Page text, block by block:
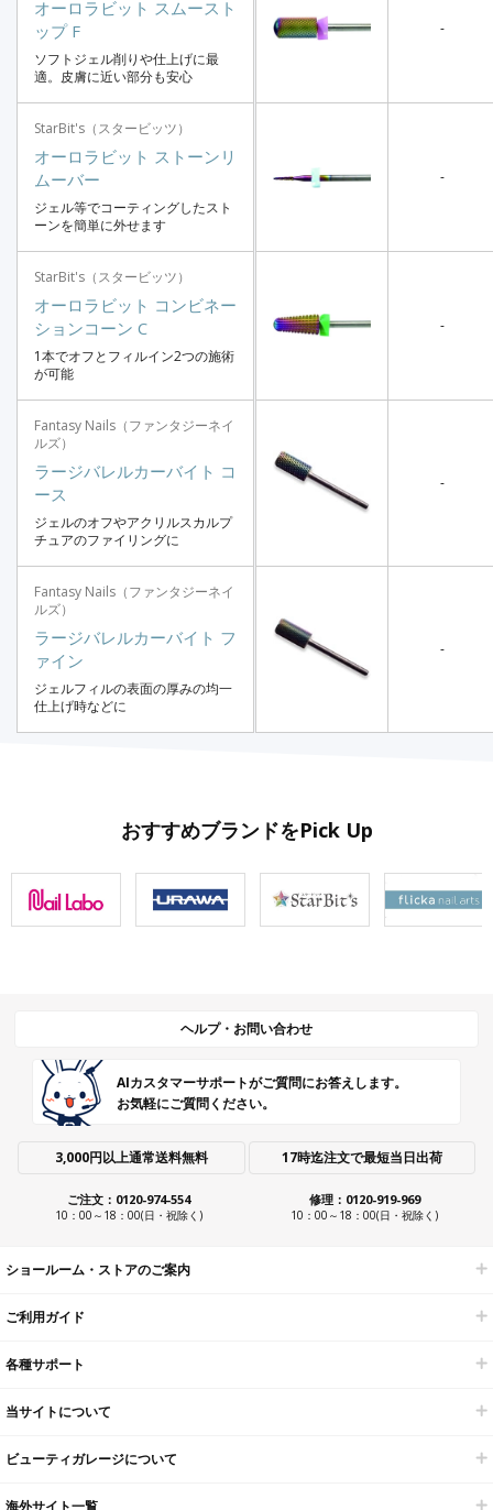
オーロラビット スムースト
ップ F
ソフトジェル削りや仕上げに最
適。皮膚に近い部分も安心
StarBit's（スタービッツ）
オーロラビット ストーンリ
ムーバー
ジェル等でコーティングしたスト
ーンを簡単に外せます
StarBit's（スタービッツ）
オーロラビット コンビネー
ションコーン C
1本でオフとフィルイン2つの施術
が可能
Fantasy Nails（ファンタジーネイ
ルズ）
ラージバレルカーバイト コ
ース
ジェルのオフやアクリルスカルプ
チュアのファイリングに
Fantasy Nails（ファンタジーネイ
ルズ）
ラージバレルカーバイト フ
ァイン
ジェルフィルの表面の厚みの均一
仕上げ時などに
-
-
-
-
-
おすすめブランドをPick Up
ヘルプ・お問い合わせ
AIカスタマーサポートがご質問にお答えします。
お気軽にご質問ください。
3,000円以上通常送料無料 17時迄注文で最短当日出荷
ご注文：0120-974-554
10：00～18：00(日・祝除く)
修理：0120-919-969
10：00～18：00(日・祝除く)
ショールーム・ストアのご案内
ご利用ガイド
各種サポート
当サイトについて
ビューティガレージについて
海外サイト一覧